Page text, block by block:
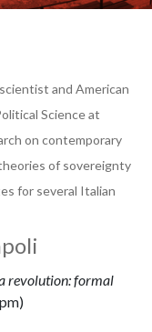
and American
Science at
on contemporary
of sovereignty
for several Italian
revolution: formal